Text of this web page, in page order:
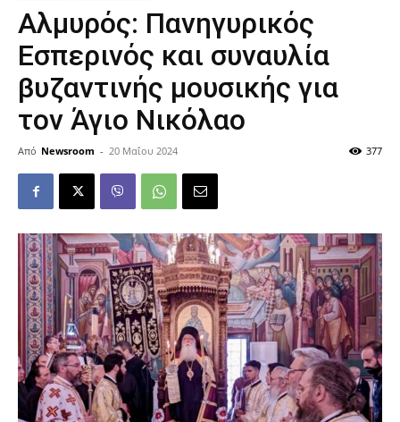
Αλμυρός: Πανηγυρικός
Εσπερινός και συναυλία
βυζαντινής μουσικής για
τον Άγιο Νικόλαο
Από Newsroom - 20 Μαΐου 2024 377